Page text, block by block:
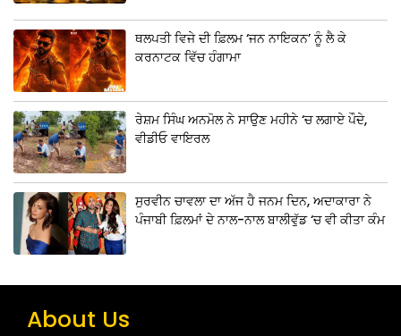
ਥਲਪਤੀ ਵਿਜੇ ਦੀ ਫ਼ਿਲਮ ‘ਜਨ ਨਾਇਕਨ’ ਨੂੰ ਲੈ ਕੇ
ਕਰਨਾਟਕ ਵਿੱਚ ਹੰਗਾਮਾ
ਰੇਸ਼ਮ ਸਿੰਘ ਅਨਮੋਲ ਨੇ ਸਾਉਣ ਮਹੀਨੇ ‘ਚ ਲਗਾਏ ਪੌਦੇ,
ਵੀਡੀਓ ਵਾਇਰਲ
ਸੁਰਵੀਨ ਚਾਵਲਾ ਦਾ ਅੱਜ ਹੈ ਜਨਮ ਦਿਨ, ਅਦਾਕਾਰਾ ਨੇ
ਪੰਜਾਬੀ ਫ਼ਿਲਮਾਂ ਦੇ ਨਾਲ-ਨਾਲ ਬਾਲੀਵੁੱਡ ‘ਚ ਵੀ ਕੀਤਾ ਕੰਮ
About Us